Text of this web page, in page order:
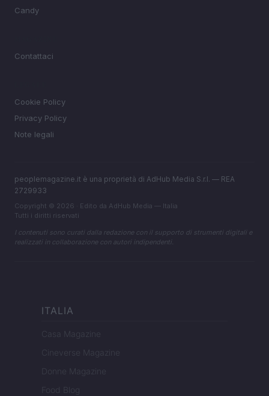
Candy
Contattaci
Cookie Policy
Privacy Policy
Note legali
peoplemagazine.it è una proprietà di AdHub Media S.r.l. — REA
2729933
Copyright © 2026 · Edito da AdHub Media — Italia
Tutti i diritti riservati
I contenuti sono curati dalla redazione con il supporto di strumenti digitali e
realizzati in collaborazione con autori indipendenti.
ITALIA
Casa Magazine
Cineverse Magazine
Donne Magazine
Food Blog